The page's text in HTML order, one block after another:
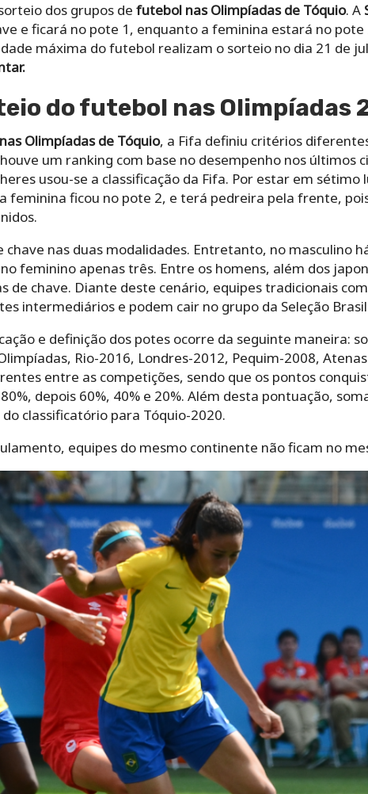
dos grupos de futebol nas Olimpíadas de Tóquio. A
e ficará no pote 1, enquanto a feminina estará no pote
máxima do futebol realizam o sorteio no dia 21 de
do futebol nas Olimpíadas
Olimpíadas de Tóquio, a Fifa definiu critérios
um ranking com base no desempenho nos últimos
usou-se a classificação da Fifa. Por estar em sétimo
feminina ficou no pote 2, e terá pedreira pela frente,
chave nas duas modalidades. Entretanto, no masculino
feminino apenas três. Entre os homens, além dos
de chave. Diante deste cenário, equipes tradicionais
intermediários e podem cair no grupo da Seleção
e definição dos potes ocorre da seguinte maneira:
Rio-2016, Londres-2012, Pequim-2008,
entre as competições, sendo que os pontos
depois 60%, 40% e 20%. Além desta pontuação,
classificatório para Tóquio-2020.
equipes do mesmo continente não ficam no